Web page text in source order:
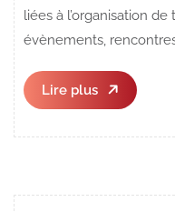
liées à l’organisation
évènements,
Lire plus
Lire
plus